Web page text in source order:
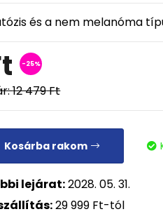
és a nem melanóma
-25%
12 479Ft
Kosárba rakom
lejárat:2028. 05. 31.
29 999 Ft-tól